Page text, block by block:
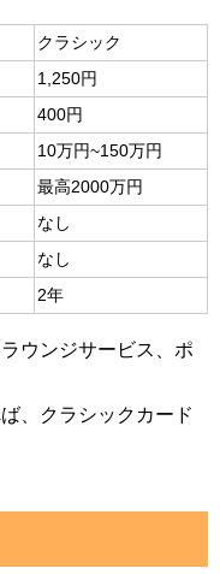
クラシック
1,250円
400円
10万円~150万円
最高2000万円
なし
なし
2年
ウンジサービス、ポ
、クラシックカード